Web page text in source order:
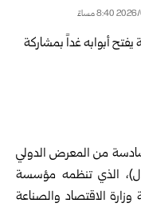
من المعرض الدولي
الذي تنظمه مؤسسة
وزارة الاقتصاد والصناعة